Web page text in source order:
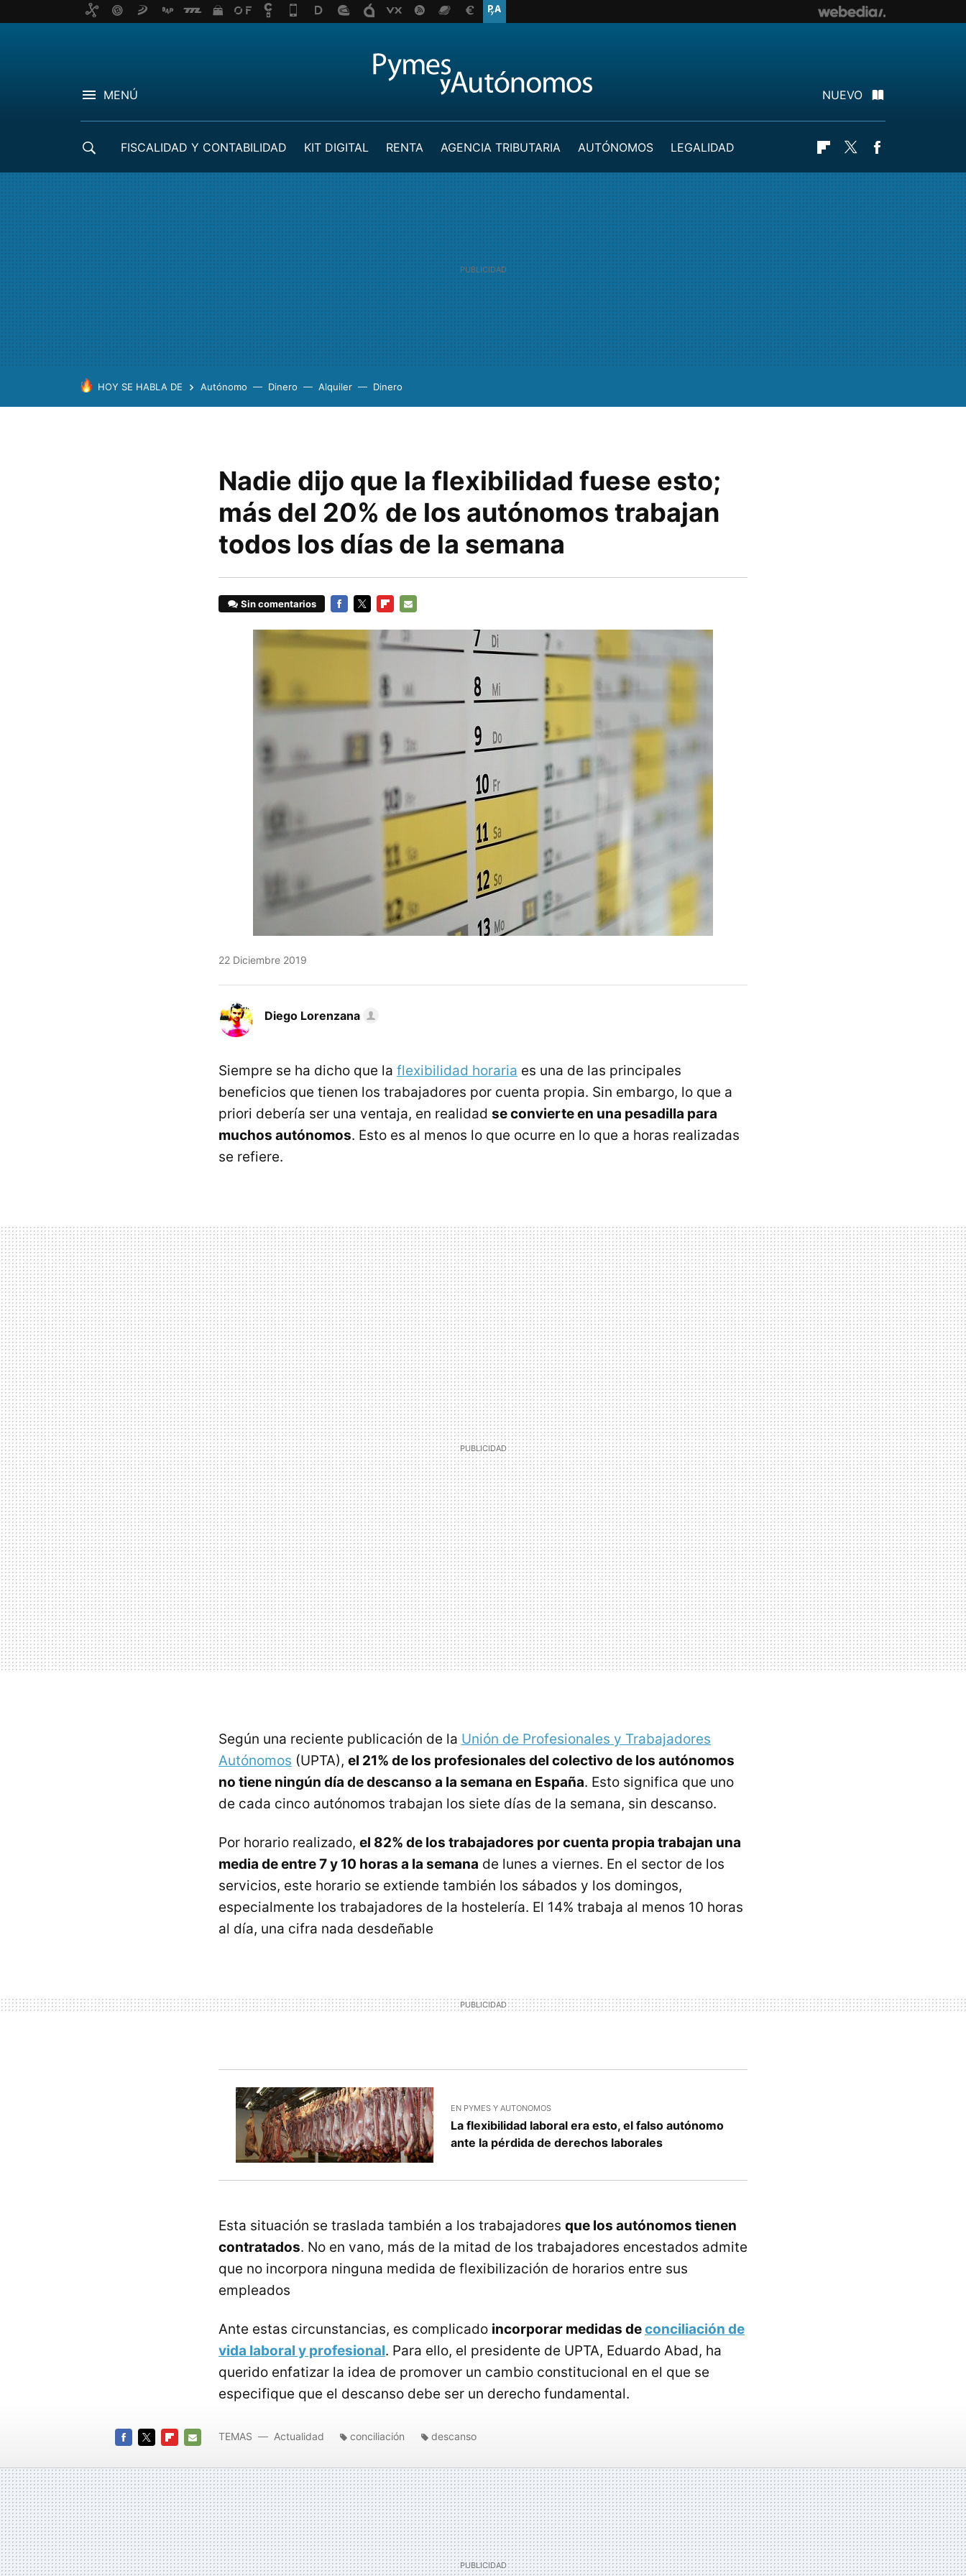
MENÚ NUEVO
FISCALIDAD Y CONTABILIDAD KIT DIGITAL RENTA AGENCIA TRIBUTARIA AUTÓNOMOS
LEGALIDAD
Flipboard
Twitter
HOY SE HABLA DE Autónomo Dinero Alquiler Dinero
Nadie dijo que la flexibilidad fuese esto;
más del 20% de los autónomos trabajan
todos los días de la semana
Sin comentarios
22 Diciembre 2019
Diego Lorenzana
Siempre se ha dicho que la flexibilidad horaria es una de las principales
beneficios que tienen los trabajadores por cuenta propia. Sin embargo, lo que a
priori debería ser una ventaja, en realidad se convierte en una pesadilla para
muchos autónomos. Esto es al menos lo que ocurre en lo que a horas realizadas
se refiere.
Según una reciente publicación de la Unión de Profesionales y Trabajadores
Autónomos (UPTA), el 21% de los profesionales del colectivo de los autónomos
no tiene ningún día de descanso a la semana en España. Esto significa que uno
de cada cinco autónomos trabajan los siete días de la semana, sin descanso.
Por horario realizado, el 82% de los trabajadores por cuenta propia trabajan una
media de entre 7 y 10 horas a la semana de lunes a viernes. En el sector de los
servicios, este horario se extiende también los sábados y los domingos,
especialmente los trabajadores de la hostelería. El 14% trabaja al menos 10 horas
al día, una cifra nada desdeñable
EN PYMES Y AUTONOMOS
La flexibilidad laboral era esto, el falso autónomo
ante la pérdida de derechos laborales
Esta situación se traslada también a los trabajadores que los autónomos tienen
contratados. No en vano, más de la mitad de los trabajadores encestados admite
que no incorpora ninguna medida de flexibilización de horarios entre sus
empleados
Ante estas circunstancias, es complicado incorporar medidas deconciliación de
vida laboral y profesional. Para ello, el presidente de UPTA, Eduardo Abad, ha
querido enfatizar la idea de promover un cambio constitucional en el que se
especifique que el descanso debe ser un derecho fundamental.
MAIL
TEMAS Actualidad conciliación descanso